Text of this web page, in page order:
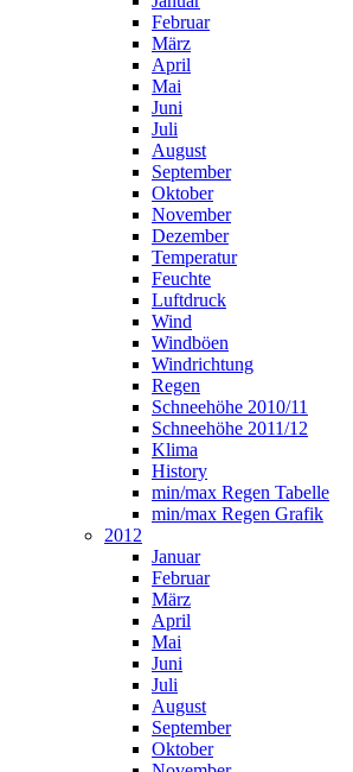
Februar
März
April
Mai
Juni
Juli
August
September
Oktober
November
Dezember
Temperatur
Feuchte
Luftdruck
Wind
Windböen
Windrichtung
Regen
Schneehöhe 2010/11
Schneehöhe 2011/12
Klima
History
min/max Regen Tabelle
min/max Regen Grafik
2012
Januar
Februar
März
April
Mai
Juni
Juli
August
September
Oktober